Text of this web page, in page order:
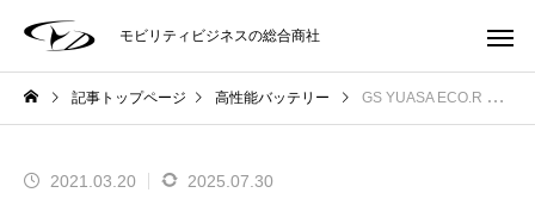
モビリティビジネスの総合商社
記事トップページ 高性能バッテリー GS YUASA ECO.R EC 充電制御車・従来車対応バッテリー
2021.03.20 2025.07.30